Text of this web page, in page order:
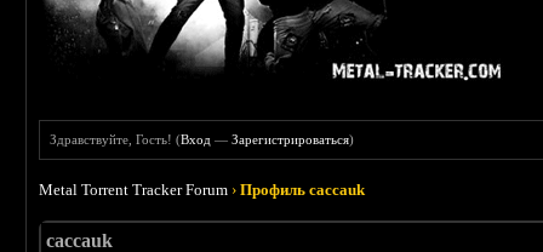
Здравствуйте, Гость! (Вход —Зарегистрироваться)
Metal Torrent Tracker Forum ›Профиль caccauk
caccauk